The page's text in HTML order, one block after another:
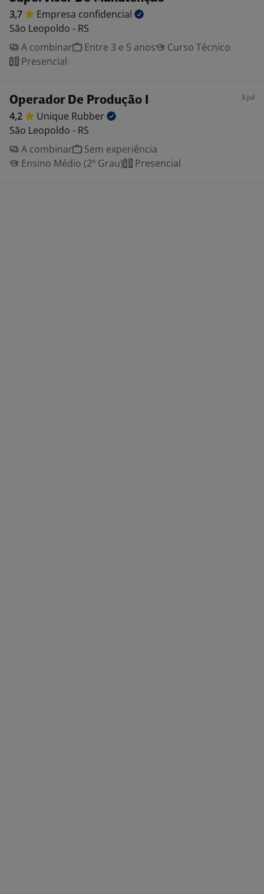
3,7 Empresa confidencial
São Leopoldo - RS
A combinar
Entre 3 e 5 anos
Curso Técnico
Presencial
Operador De Produção I 3 jul
4,2 Unique Rubber
São Leopoldo - RS
A combinar
Sem experiência
Ensino Médio (2º Grau)
Presencial